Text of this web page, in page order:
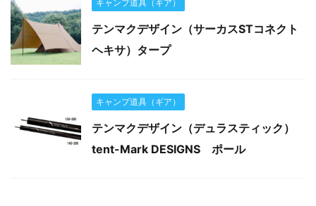
キャンプ道具（ギア）
テンマクデザイン（サーカスSTコネクト
ヘキサ）タープ
キャンプ道具（ギア）
テンマクデザイン（デュラスティック）
tent-Mark DESIGNS ポール